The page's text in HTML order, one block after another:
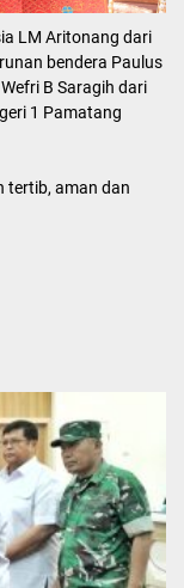
LM Aritonang dari
bendera Paulus
B Saragih dari
1 Pamatang
tertib, aman dan